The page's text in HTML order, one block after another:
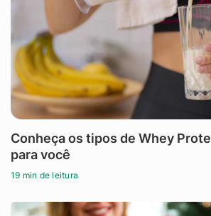
Conheça os tipos de Whey
para você
19 min de leitura